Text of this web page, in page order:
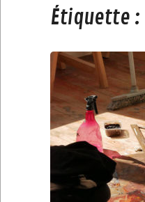
Étiquette :